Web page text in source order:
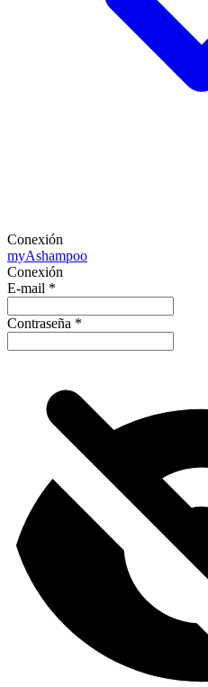
Conexión
myAshampoo
Conexión
E-mail *
Contraseña *